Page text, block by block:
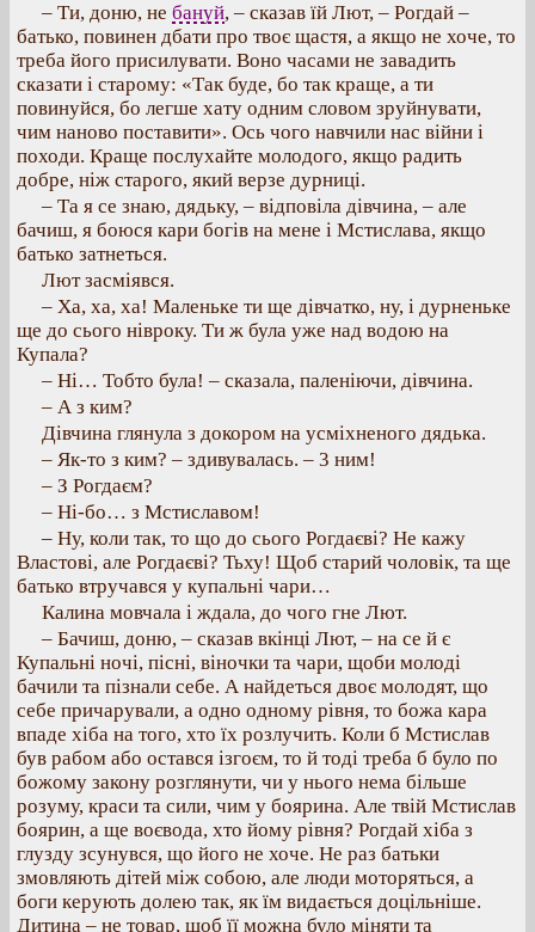
– Ти, доню, не бануй, – сказав їй Лют, – Рогдай –
батько, повинен дбати про твоє щастя, а якщо не хоче, то
треба його присилувати. Воно часами не завадить
сказати і старому: «Так буде, бо так краще, а ти
повинуйся, бо легше хату одним словом зруйнувати,
чим наново поставити». Ось чого навчили нас війни і
походи. Краще послухайте молодого, якщо радить
добре, ніж старого, який верзе дурниці.
– Та я се знаю, дядьку, – відповіла дівчина, – але
бачиш, я боюся кари богів на мене і Мстислава, якщо
батько затнеться.
Лют засміявся.
– Ха, ха, ха! Маленьке ти ще дівчатко, ну, і дурненьке
ще до сього нівроку. Ти ж була уже над водою на
Купала?
– Ні… Тобто була! – сказала, паленіючи, дівчина.
– А з ким?
Дівчина глянула з докором на усміхненого дядька.
– Як-то з ким? – здивувалась. – 3 ним!
– З Рогдаєм?
– Ні-бо… з Мстиславом!
– Ну, коли так, то що до сього Рогдаєві? Не кажу
Властові, але Рогдаєві? Тьху! Щоб старий чоловік, та ще
батько втручався у купальні чари…
Калина мовчала і ждала, до чого гне Лют.
– Бачиш, доню, – сказав вкінці Лют, – на се й є
Купальні ночі, пісні, віночки та чари, щоби молоді
бачили та пізнали себе. А найдеться двоє молодят, що
себе причарували, а одно одному рівня, то божа кара
впаде хіба на того, хто їх розлучить. Коли б Мстислав
був рабом або остався ізгоєм, то й тоді треба б було по
божому закону розглянути, чи у нього нема більше
розуму, краси та сили, чим у боярина. Але твій Мстислав
боярин, а ще воєвода, хто йому рівня? Рогдай хіба з
глузду зсунувся, що його не хоче. Не раз батьки
змовляють дітей між собою, але люди моторяться, а
боги керують долею так, як їм видається доцільніше.
Дитина – не товар, щоб її можна було міняти та